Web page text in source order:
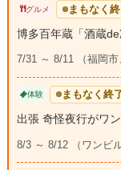
グルメ まもなく
博多百年蔵「酒蔵
7/31 ～ 8/11 （福岡市
体験 まもなく終
出張 奇怪夜行がワ
8/3 ～ 8/12 （ワンビ